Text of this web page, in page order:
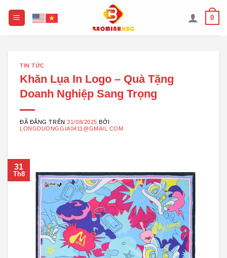
0
TIN TỨC
Khăn Lụa In Logo – Quà Tặng
Doanh Nghiệp Sang Trọng
ĐÃ ĐĂNG TRÊN31/08/2025 BỞI
LONGDUONGGIA0411@GMAIL.COM
31
Th8